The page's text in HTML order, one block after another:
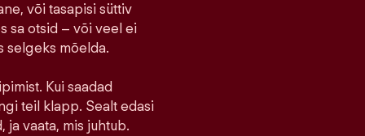
või tasapisi süttiv
sa otsid – või veel ei
selgeks mõelda.
Kui saadad
teil klapp. Sealt edasi
ja vaata, mis juhtub.